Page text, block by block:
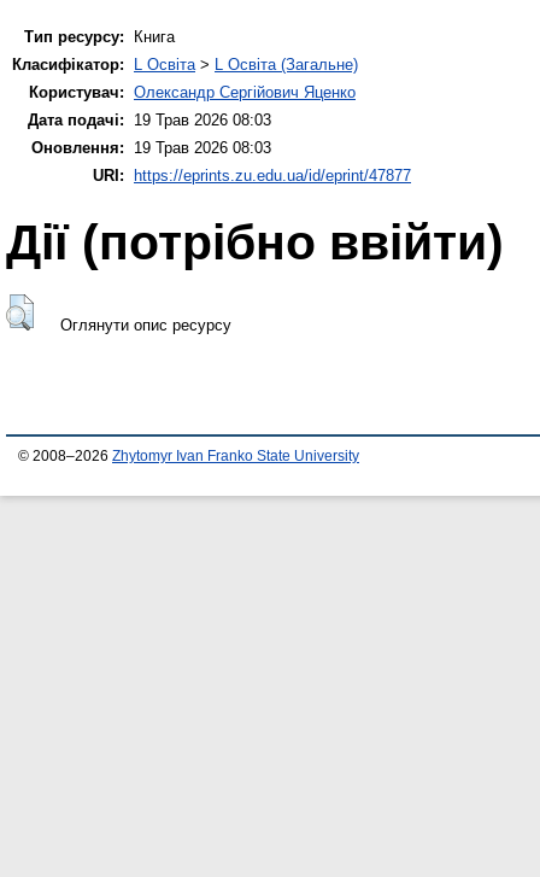
Тип ресурсу:
Книга
Класифікатор:
L Освіта> L Освіта (Загальне)
Користувач: Олександр Сергійович Яценко
Дата подачі:
19 Трав 2026 08:03
Оновлення:
19 Трав 2026 08:03
URI:
https://eprints.zu.edu.ua/id/eprint/47877
Дії ​​(потрібно ввійти)
Оглянути опис ресурсу
© 2008–2026 Zhytomyr Ivan Franko State University